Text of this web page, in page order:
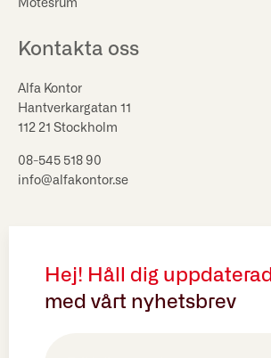
Mötesrum
Kontakta oss
Alfa Kontor
Hantverkargatan 11
112 21 Stockholm
08-545 518 90
info@alfakontor.se
Hej! Håll dig uppdaterad
med vårt nyhetsbrev